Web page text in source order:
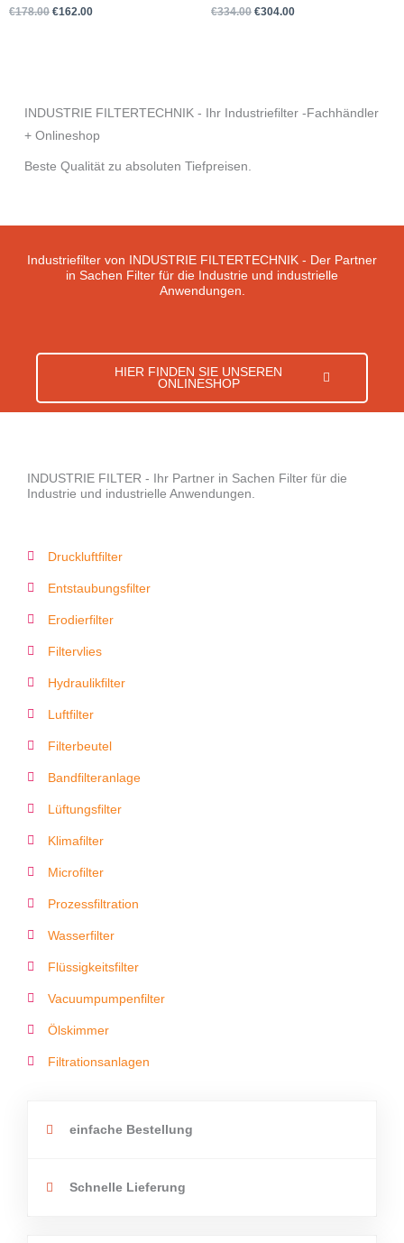
€178.00 €162.00 €334.00 €304.00
INDUSTRIE FILTERTECHNIK - Ihr Industriefilter -Fachhändler
+ Onlineshop
Beste Qualität zu absoluten Tiefpreisen.
Industriefilter von INDUSTRIE FILTERTECHNIK - Der Partner
in Sachen Filter für die Industrie und industrielle
Anwendungen.
HIER FINDEN SIE UNSEREN
ONLINESHOP
INDUSTRIE FILTER - Ihr Partner in Sachen Filter für die
Industrie und industrielle Anwendungen.
Druckluftfilter
Entstaubungsfilter
Erodierfilter
Filtervlies
Hydraulikfilter
Luftfilter
Filterbeutel
Bandfilteranlage
Lüftungsfilter
Klimafilter
Microfilter
Prozessfiltration
Wasserfilter
Flüssigkeitsfilter
Vacuumpumpenfilter
Ölskimmer
Filtrationsanlagen
einfache Bestellung
Schnelle Lieferung